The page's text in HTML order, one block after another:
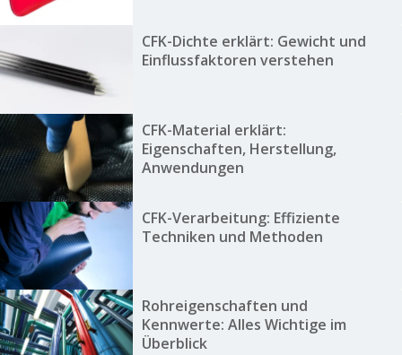
CFK-Dichte erklärt: Gewicht und
Einflussfaktoren verstehen
CFK-Material erklärt:
Eigenschaften, Herstellung,
Anwendungen
CFK-Verarbeitung: Effiziente
Techniken und Methoden
Rohreigenschaften und
Kennwerte: Alles Wichtige im
Überblick